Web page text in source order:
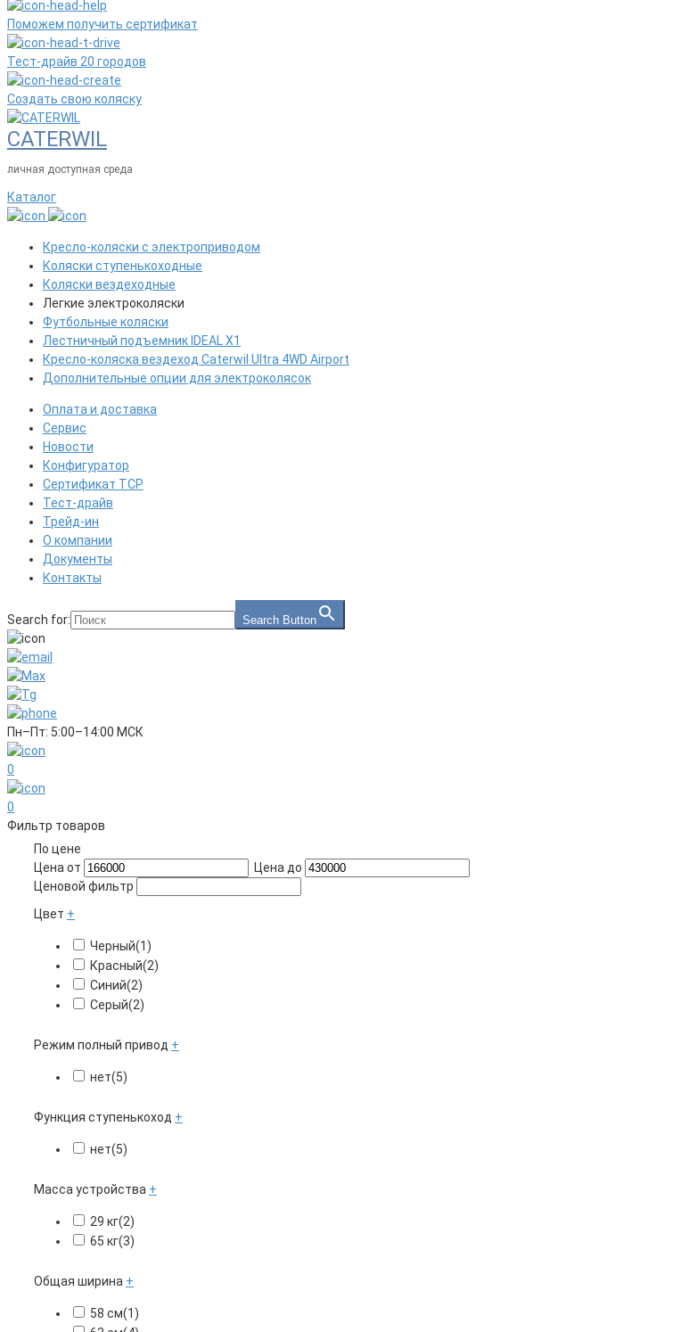
Поможем получить сертификат
Тест-драйв 20 городов
Создать свою коляску
CATERWIL
личная доступная среда
Каталог
Кресло-коляски с электроприводом
Коляски ступенькоходные
Коляски вездеходные
Легкие электроколяски
Футбольные коляски
Лестничный подъемник IDEAL X1
Кресло-коляска вездеход Caterwil Ultra 4WD Airport
Дополнительные опции для электроколясок
Оплата и доставка
Сервис
Новости
Конфигуратор
Сертификат ТСР
Тест-драйв
Трейд-ин
О компании
Документы
Контакты
Search for: Search Button
Пн–Пт: 5:00–14:00 МСК
0
0
Фильтр товаров
По цене
Цена от
Цена до
Ценовой фильтр
Цвет +
Черный(1)
Красный(2)
Синий(2)
Серый(2)
Режим полный привод +
нет(5)
Функция ступенькоход +
нет(5)
Масса устройства +
29 кг(2)
65 кг(3)
Общая ширина +
58 см(1)